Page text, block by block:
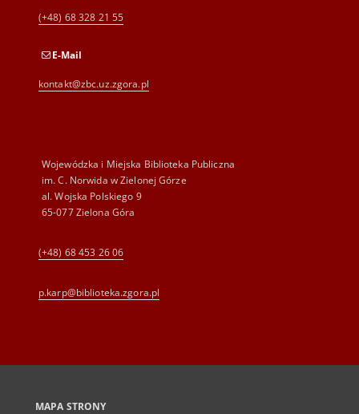
(+48) 68 328 21 55
E-Mail
kontakt@zbc.uz.zgora.pl
Wojewódzka i Miejska Biblioteka Publiczna
im. C. Norwida w Zielonej Górze
al. Wojska Polskiego 9
65-077 Zielona Góra
(+48) 68 453 26 06
p.karp@biblioteka.zgora.pl
MAPA STRONY